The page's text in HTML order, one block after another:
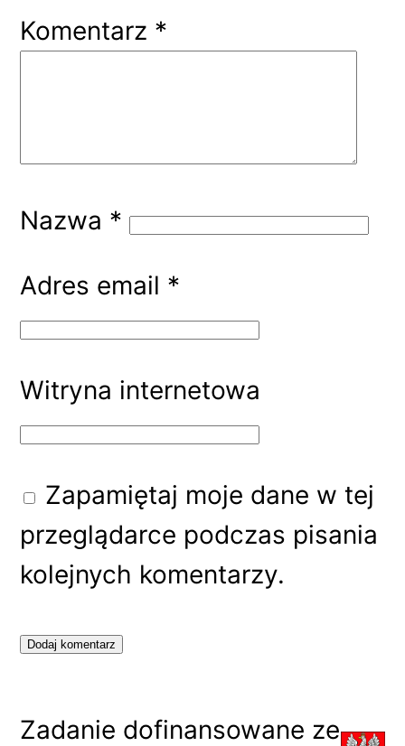
Komentarz *
Nazwa *
Adres email *
Witryna internetowa
Zapamiętaj moje dane w tej
przeglądarce podczas pisania
kolejnych komentarzy.
Zadanie dofinansowane ze